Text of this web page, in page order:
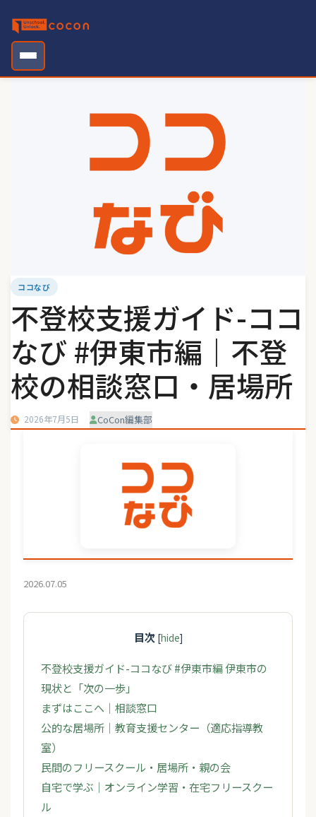
content
ココなび
不登校支援ガイド-ココ
なび #伊東市編｜不登
校の相談窓口・居場所
2026年7月5日 CoCon編集部
2026.07.05
目次 [hide]
不登校支援ガイド-ココなび #伊東市編 伊東市の
現状と「次の一歩」
まずはここへ｜相談窓口
公的な居場所｜教育支援センター（適応指導教
室）
民間のフリースクール・居場所・親の会
自宅で学ぶ｜オンライン学習・在宅フリースクー
ル